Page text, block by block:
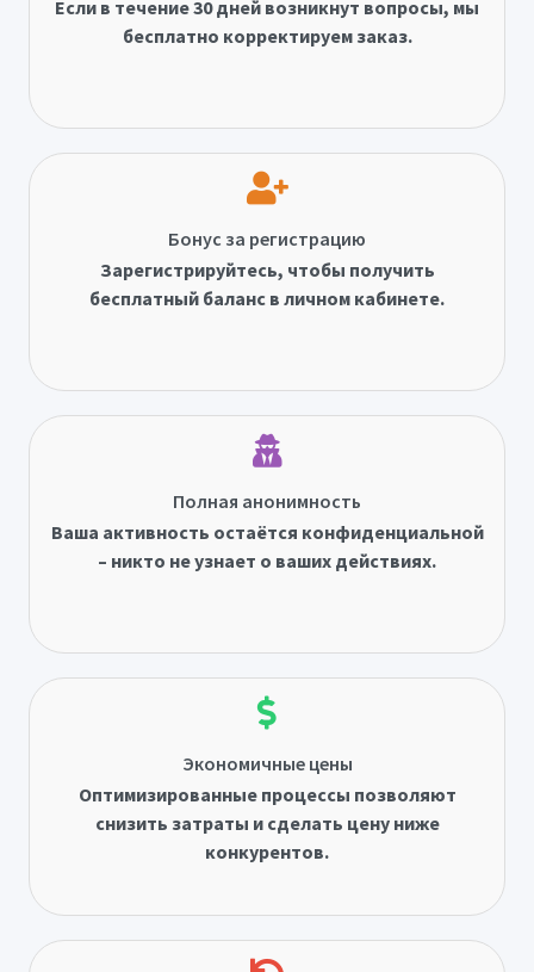
Если в течение 30 дней возникнут вопросы, мы
бесплатно корректируем заказ.
Бонус за регистрацию
Зарегистрируйтесь, чтобы получить
бесплатный баланс в личном кабинете.
Полная анонимность
Ваша активность остаётся конфиденциальной
– никто не узнает о ваших действиях.
Экономичные цены
Оптимизированные процессы позволяют
снизить затраты и сделать цену ниже
конкурентов.